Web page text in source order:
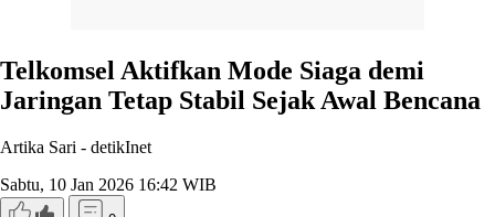
Telkomsel Aktifkan Mode Siaga demi
Jaringan Tetap Stabil Sejak Awal Bencana
Artika Sari - detikInet
Sabtu, 10 Jan 2026 16:42 WIB